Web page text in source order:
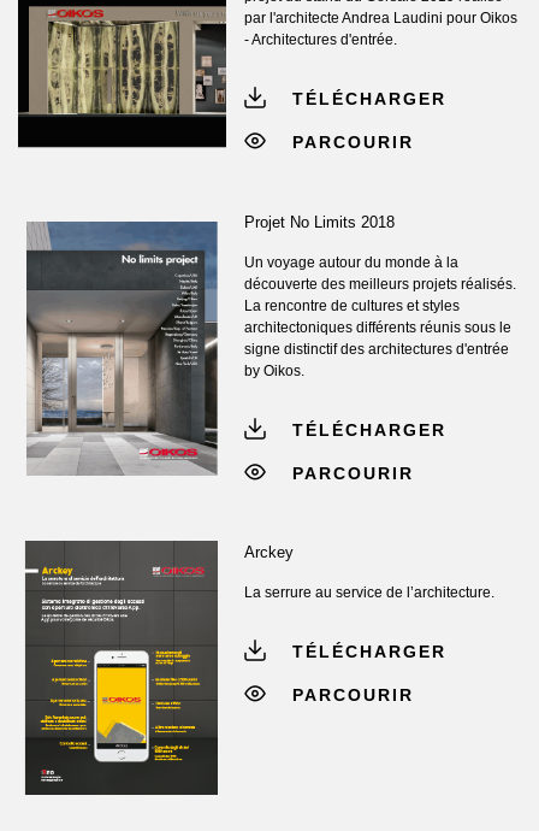
par l'architecte Andrea Laudini pour Oikos
- Architectures d'entrée.
TÉLÉCHARGER
PARCOURIR
Projet No Limits 2018
Un voyage autour du monde à la
découverte des meilleurs projets réalisés.
La rencontre de cultures et styles
architectoniques différents réunis sous le
signe distinctif des architectures d'entrée
by Oikos.
TÉLÉCHARGER
PARCOURIR
Arckey
La serrure au service de l’architecture.
TÉLÉCHARGER
PARCOURIR